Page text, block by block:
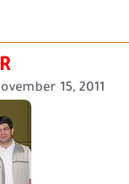
15, 2011